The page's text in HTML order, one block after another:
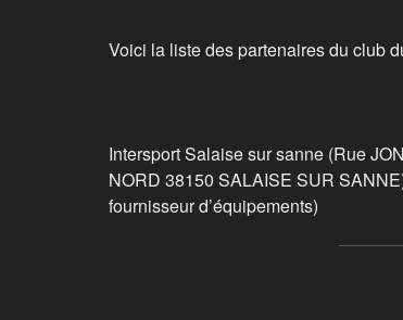
Voici la liste des partenaires du club
Intersport Salaise sur sanne (Rue
NORD 38150 SALAISE SUR
fournisseur d’équipements)